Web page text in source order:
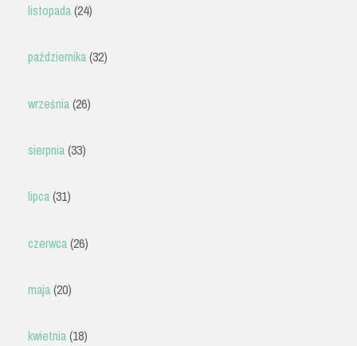
listopada(24)
października(32)
września(26)
sierpnia(33)
lipca(31)
czerwca(26)
maja(20)
kwietnia(18)